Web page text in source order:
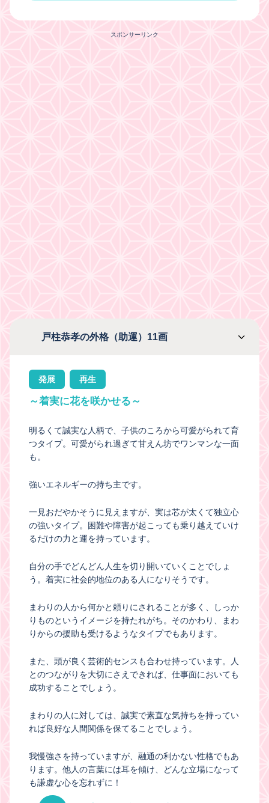
スポンサーリンク
戸柱恭孝の外格（助運）11画
発展 再生
～着実に花を咲かせる～
明るくて誠実な人柄で、子供のころから可愛がられて育
つタイプ。可愛がられ過ぎて甘えん坊でワンマンな一面
も。
強いエネルギーの持ち主です。
一見おだやかそうに見えますが、実は芯が太くて独立心
の強いタイプ。困難や障害が起こっても乗り越えていけ
るだけの力と運を持っています。
自分の手でどんどん人生を切り開いていくことでしょ
う。着実に社会的地位のある人になりそうです。
まわりの人から何かと頼りにされることが多く、しっか
りものというイメージを持たれがち。そのかわり、まわ
りからの援助も受けるようなタイプでもあります。
また、頭が良く芸術的センスも合わせ持っています。人
とのつながりを大切にさえできれば、仕事面においても
成功することでしょう。
まわりの人に対しては、誠実で素直な気持ちを持ってい
れば良好な人間関係を保てることでしょう。
我慢強さを持っていますが、融通の利かない性格でもあ
ります。他人の言葉には耳を傾け、どんな立場になって
も謙虚な心を忘れずに！